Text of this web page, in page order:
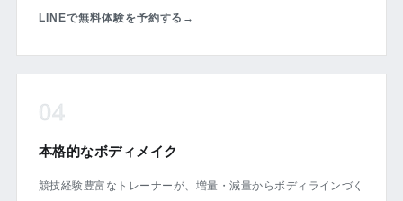
LINEで無料体験を予約する →
04
本格的なボディメイク
競技経験豊富なトレーナーが、増量・減量からボディラインづく